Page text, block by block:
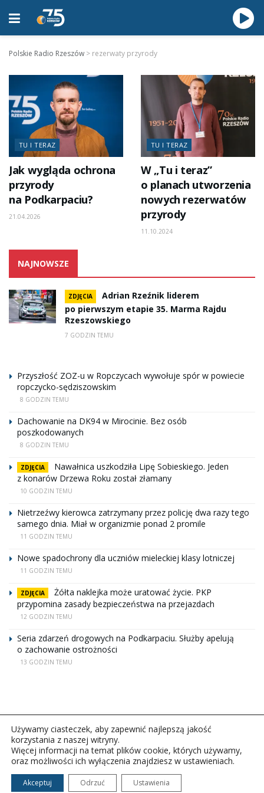
Polskie Radio Rzeszów > rezerwaty przyrody
TU I TERAZ
Jak wygląda ochrona
przyrody
na Podkarpaciu?
21.04.2026
TU I TERAZ
W „Tu i teraz”
o planach utworzenia
nowych rezerwatów
przyrody
11.10.2024
NAJNOWSZE
ZDJĘCIA
Adrian Rzeźnik liderem
po pierwszym etapie 35. Marma Rajdu
Rzeszowskiego
7 GODZIN TEMU
Przyszłość ZOZ-u w Ropczycach wywołuje spór w powiecie
ropczycko-sędziszowskim
8 GODZIN TEMU
Dachowanie na DK94 w Mirocinie. Bez osób
poszkodowanych
8 GODZIN TEMU
ZDJĘCIA
Nawałnica uszkodziła Lipę Sobieskiego. Jeden
z konarów Drzewa Roku został złamany
10 GODZIN TEMU
Nietrzeźwy kierowca zatrzymany przez policję dwa razy tego
samego dnia. Miał w organizmie ponad 2 promile
11 GODZIN TEMU
Nowe spadochrony dla uczniów mieleckiej klasy lotniczej
11 GODZIN TEMU
ZDJĘCIA
Żółta naklejka może uratować życie. PKP
przypomina zasady bezpieczeństwa na przejazdach
12 GODZIN TEMU
Seria zdarzeń drogowych na Podkarpaciu. Służby apelują
o zachowanie ostrożności
13 GODZIN TEMU
Copyright © 2026Polskie Radio Rzeszów S.A. w likwidacj.
Wszelkie prawa zastrzeżone.
Używamy ciasteczek, aby zapewnić najlepszą jakość
korzystania z naszej witryny.
Więcej informacji na temat plików cookie, których używamy,
oraz możliwości ich wyłączenia znajdziesz w ustawieniach.
Akceptuj Odrzuć Ustawienia